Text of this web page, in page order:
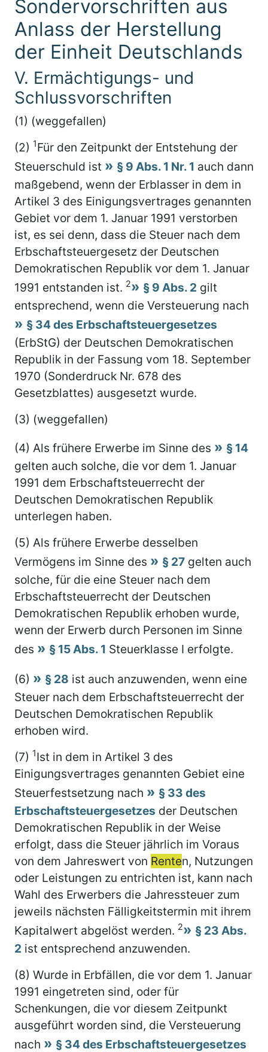
Sondervorschriften aus
Anlass der Herstellung
der Einheit Deutschlands
V. Ermächtigungs- und
Schlussvorschriften
(1) (weggefallen)
(2) 1Für den Zeitpunkt der Entstehung der
Steuerschuld ist
§ 9 Abs. 1 Nr. 1 auch dann
maßgebend, wenn der Erblasser in dem in
Artikel 3 des Einigungsvertrages genannten
Gebiet vor dem 1. Januar 1991 verstorben
ist, es sei denn, dass die Steuer nach dem
Erbschaftsteuergesetz der Deutschen
Demokratischen Republik vor dem 1. Januar
1991 entstanden ist. 2 § 9 Abs. 2 gilt
entsprechend, wenn die Versteuerung nach
§ 34 des Erbschaftsteuergesetzes
(ErbStG) der Deutschen Demokratischen
Republik in der Fassung vom 18. September
1970 (Sonderdruck Nr. 678 des
Gesetzblattes) ausgesetzt wurde.
(3) (weggefallen)
(4) Als frühere Erwerbe im Sinne des
§ 14
gelten auch solche, die vor dem 1. Januar
1991 dem Erbschaftsteuerrecht der
Deutschen Demokratischen Republik
unterlegen haben.
(5) Als frühere Erwerbe desselben
Vermögens im Sinne des
§ 27 gelten auch
solche, für die eine Steuer nach dem
Erbschaftsteuerrecht der Deutschen
Demokratischen Republik erhoben wurde,
wenn der Erwerb durch Personen im Sinne
des
§ 15 Abs. 1 Steuerklasse I erfolgte.
(6) § 28 ist auch anzuwenden, wenn eine
Steuer nach dem Erbschaftsteuerrecht der
Deutschen Demokratischen Republik
erhoben wird.
(7) 1Ist in dem in Artikel 3 des
Einigungsvertrages genannten Gebiet eine
Steuerfestsetzung nach
§ 33 des
Erbschaftsteuergesetzes der Deutschen
Demokratischen Republik in der Weise
erfolgt, dass die Steuer jährlich im Voraus
von dem Jahreswert von Renten, Nutzungen
oder Leistungen zu entrichten ist, kann nach
Wahl des Erwerbers die Jahressteuer zum
jeweils nächsten Fälligkeitstermin mit ihrem
Kapitalwert abgelöst werden. 2
§ 23 Abs.
2 ist entsprechend anzuwenden.
(8) Wurde in Erbfällen, die vor dem 1. Januar
1991 eingetreten sind, oder für
Schenkungen, die vor diesem Zeitpunkt
ausgeführt worden sind, die Versteuerung
nach
§ 34 des Erbschaftsteuergesetzes